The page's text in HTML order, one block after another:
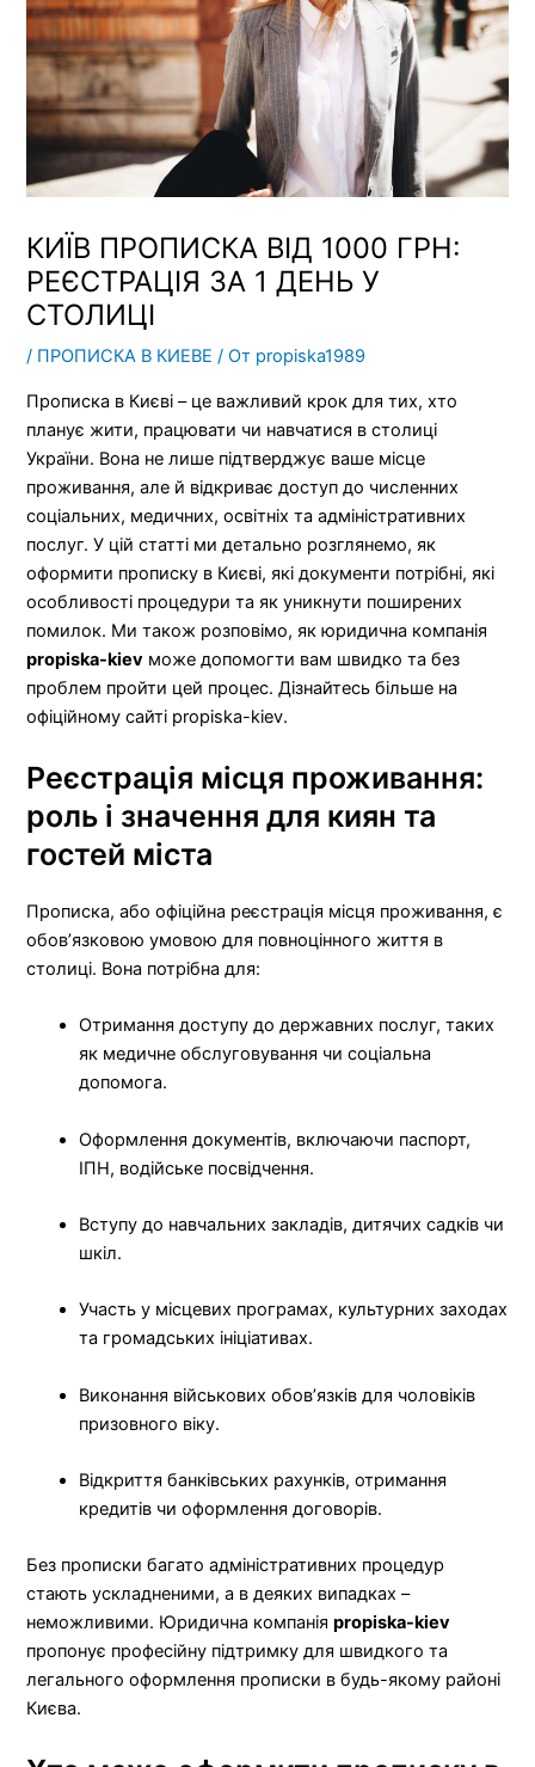
КИЇВ ПРОПИСКА ВІД 1000 ГРН:
РЕЄСТРАЦІЯ ЗА 1 ДЕНЬ У
СТОЛИЦІ
/ ПРОПИСКА В КИЕВЕ / От propiska1989
Прописка в Києві – це важливий крок для тих, хто
планує жити, працювати чи навчатися в столиці
України. Вона не лише підтверджує ваше місце
проживання, але й відкриває доступ до численних
соціальних, медичних, освітніх та адміністративних
послуг. У цій статті ми детально розглянемо, як
оформити прописку в Києві, які документи потрібні, які
особливості процедури та як уникнути поширених
помилок. Ми також розповімо, як юридична компанія
propiska-kiev може допомогти вам швидко та без
проблем пройти цей процес. Дізнайтесь більше на
офіційному сайті propiska-kiev.
Реєстрація місця проживання:
роль і значення для киян та
гостей міста
Прописка, або офіційна реєстрація місця проживання, є
обов’язковою умовою для повноцінного життя в
столиці. Вона потрібна для:
Отримання доступу до державних послуг, таких
як медичне обслуговування чи соціальна
допомога.
Оформлення документів, включаючи паспорт,
ІПН, водійське посвідчення.
Вступу до навчальних закладів, дитячих садків чи
шкіл.
Участь у місцевих програмах, культурних заходах
та громадських ініціативах.
Виконання військових обов’язків для чоловіків
призовного віку.
Відкриття банківських рахунків, отримання
кредитів чи оформлення договорів.
Без прописки багато адміністративних процедур
стають ускладненими, а в деяких випадках –
неможливими. Юридична компаніяpropiska-kiev
пропонує професійну підтримку для швидкого та
легального оформлення прописки в будь-якому районі
Києва.